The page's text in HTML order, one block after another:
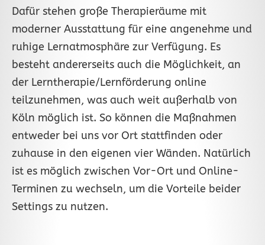
Dafür stehen große Therapieräume mit
moderner Ausstattung für eine angenehme und
ruhige Lernatmosphäre zur Verfügung. Es
besteht andererseits auch die Möglichkeit, an
der Lerntherapie/Lernförderung online
teilzunehmen, was auch weit außerhalb von
Köln möglich ist. So können die Maßnahmen
entweder bei uns vor Ort stattfinden oder
zuhause in den eigenen vier Wänden. Natürlich
ist es möglich zwischen Vor-Ort und Online-
Terminen zu wechseln, um die Vorteile beider
Settings zu nutzen.